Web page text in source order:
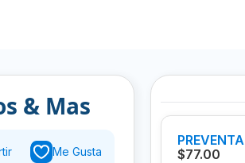
& Mas
Me Gusta
PREVENTA
$77.00